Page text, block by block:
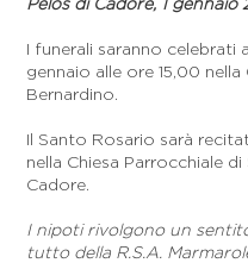
Pelos di Cadore, 1 gennaio
I funerali saranno
gennaio alle ore 15,00 nella
Bernardino.
Il Santo Rosario sarà
nella Chiesa Parrocchiale
Cadore.
I nipoti rivolgono un
tutto della R.S.A.